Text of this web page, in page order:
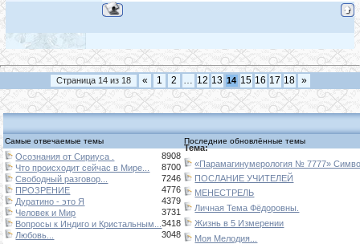
Страница 14из 18 « 1 2 12 13 14 15 16 17 18 »
Самые отвечаемые темы Последние обновлённые темы
Осознания от Сириуса .
8908
Что происходит сейчас в Мире...
8700
Свободный разговор...
7246
ПРОЗРЕНИЕ
4776
Дуратино - это Я
4379
Человек и Мир
3731
Вопросы к Индиго и Кристальным...3418
Любовь...
3048
Тема:
«Парамагинумерология № 7777»
ПОСЛАНИЕ УЧИТЕЛЕЙ
МЕНЕСТРЕЛЬ
Личная Тема Фёдоровны.
Жизнь в 5 Измерении
Моя Мелодия...